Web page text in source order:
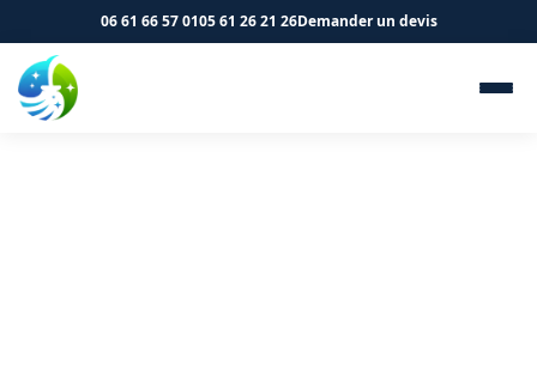
06 61 66 57 0105 61 26 21 26Demander un devis